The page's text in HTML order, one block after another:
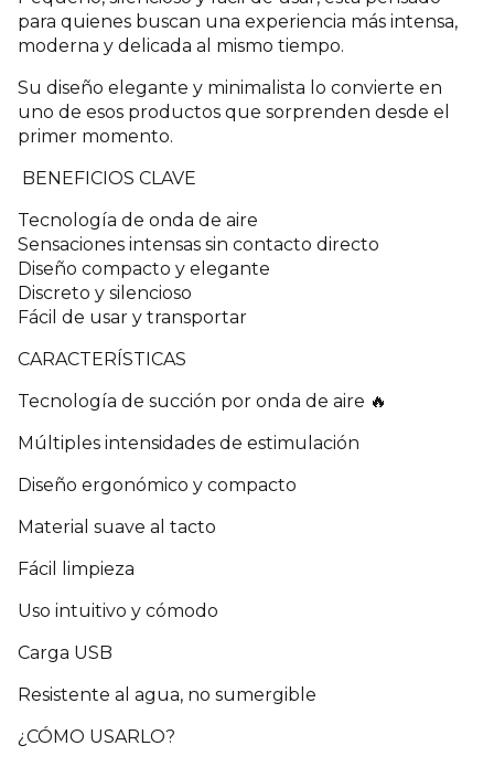
para quienes buscan una experiencia más intensa,
moderna y delicada al mismo tiempo.
Su diseño elegante y minimalista lo convierte en
uno de esos productos que sorprenden desde el
primer momento.
BENEFICIOS CLAVE
Tecnología de onda de aire
Sensaciones intensas sin contacto directo
Diseño compacto y elegante
Discreto y silencioso
Fácil de usar y transportar
CARACTERÍSTICAS
Tecnología de succión por onda de aire 🔥
Múltiples intensidades de estimulación
Diseño ergonómico y compacto
Material suave al tacto
Fácil limpieza
Uso intuitivo y cómodo
Carga USB
Resistente al agua, no sumergible
¿CÓMO USARLO?